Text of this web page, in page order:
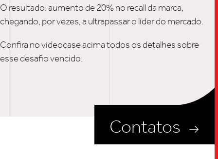
O resultado: aumento de 20% no recall da marca,
chegando, por vezes, a ultrapassar o líder do mercado.
Confira no videocase acima todos os detalhes sobre
esse desafio vencido.
Contatos